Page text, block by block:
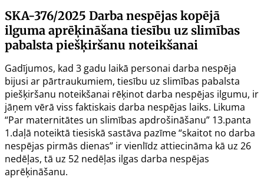
SKA-376/2025 Darba nespējas kopējā
ilguma aprēķināšana tiesību uz slimības
pabalsta piešķiršanu noteikšanai
Gadījumos, kad 3 gadu laikā personai darba nespēja
bijusi ar pārtraukumiem, tiesību uz slimības pabalsta
piešķiršanu noteikšanai rēķinot darba nespējas ilgumu, ir
jāņem vērā viss faktiskais darba nespējas laiks. Likuma
“Par maternitātes un slimības apdrošināšanu” 13.panta
1.daļā noteiktā tiesiskā sastāva pazīme “skaitot no darba
nespējas pirmās dienas” ir vienlīdz attiecināma kā uz 26
nedēļas, tā uz 52 nedēļas ilgas darba nespējas
aprēķināšanu.